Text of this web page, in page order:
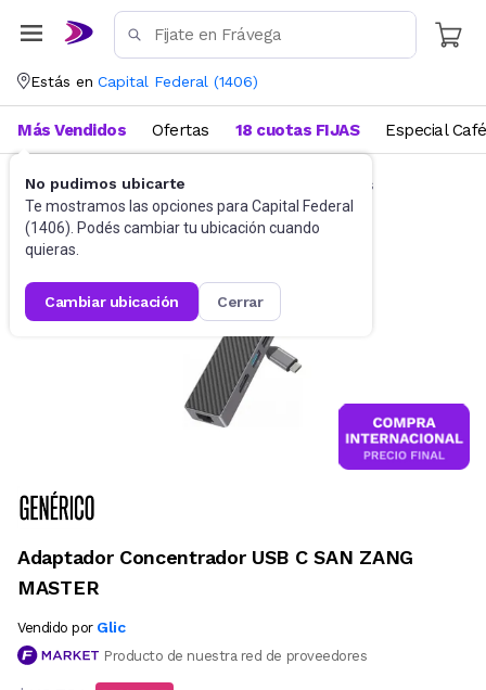
Estás en Capital Federal (1406)
No pudimos ubicarte
Te mostramos las opciones para Capital Federal
(1406). Podés cambiar tu ubicación cuando
quieras.
cambiar ubicación cerrar
Más Vendidos Ofertas 18 cuotas FIJAS Especial Café
Accesorios de Informática Docking Stations
Adaptador Concentrador USB C SAN ZANG
MASTER
Vendido por Glic
Producto de nuestra red de proveedores